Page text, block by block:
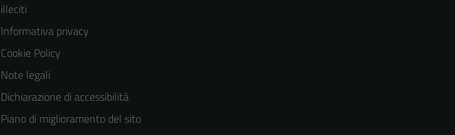
illeciti
Informativa privacy
Cookie Policy
Note legali
Dichiarazione di accessibilità
Piano di miglioramento del sito
Tecnici
Questi cookie
sono necessari
per il
funzionamento
del sito e non